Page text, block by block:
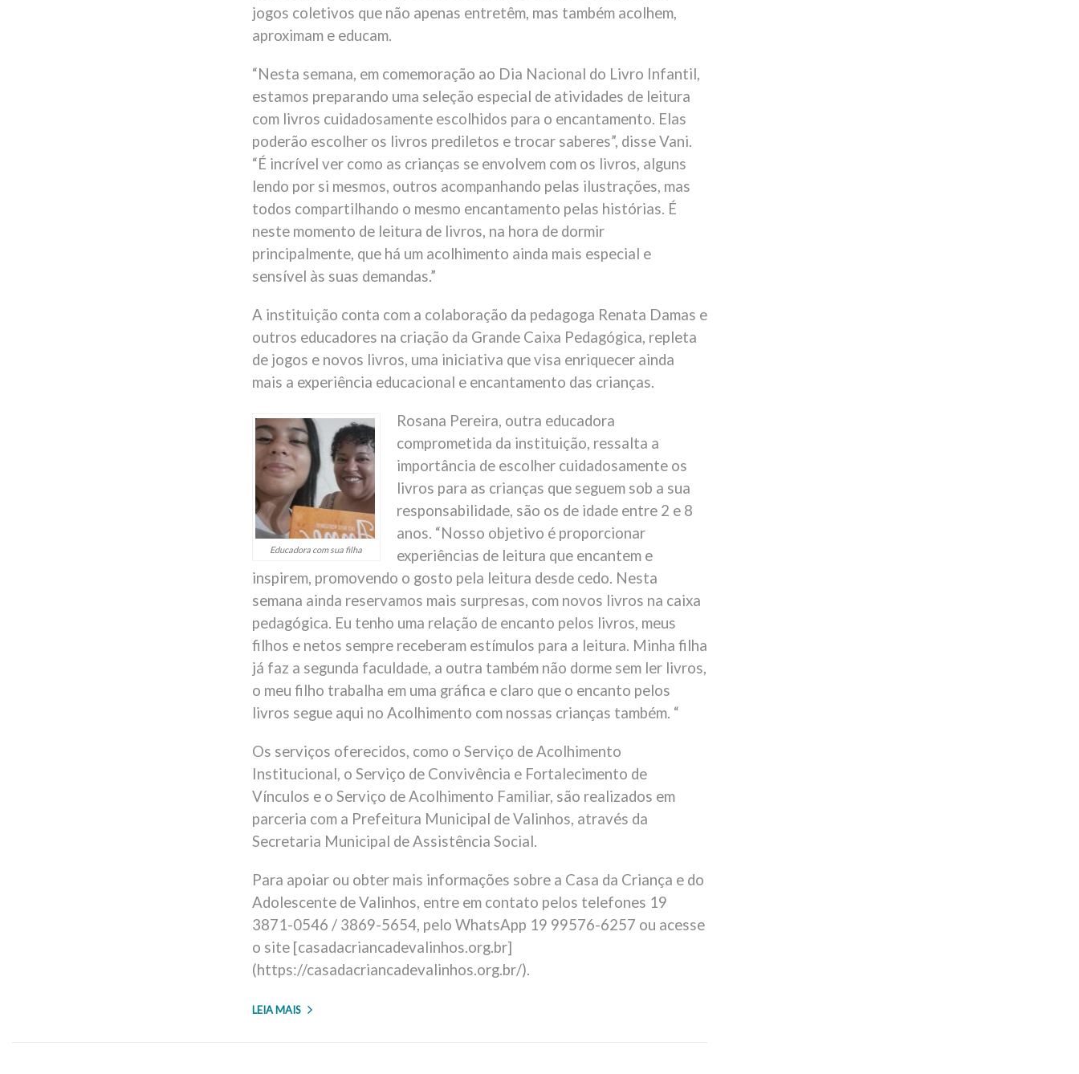
jogos coletivos que não apenas entretêm, mas também acolhem,
aproximam e educam.
“Nesta semana, em comemoração ao Dia Nacional do Livro Infantil,
estamos preparando uma seleção especial de atividades de leitura
com livros cuidadosamente escolhidos para o encantamento. Elas
poderão escolher os livros prediletos e trocar saberes”, disse Vani.
“É incrível ver como as crianças se envolvem com os livros, alguns
lendo por si mesmos, outros acompanhando pelas ilustrações, mas
todos compartilhando o mesmo encantamento pelas histórias. É
neste momento de leitura de livros, na hora de dormir
principalmente, que há um acolhimento ainda mais especial e
sensível às suas demandas.”
A instituição conta com a colaboração da pedagoga Renata Damas e
outros educadores na criação da Grande Caixa Pedagógica, repleta
de jogos e novos livros, uma iniciativa que visa enriquecer ainda
mais a experiência educacional e encantamento das crianças.
Educadora com sua filha
Rosana Pereira, outra educadora
comprometida da instituição, ressalta a
importância de escolher cuidadosamente os
livros para as crianças que seguem sob a sua
responsabilidade, são os de idade entre 2 e 8
anos. “Nosso objetivo é proporcionar
experiências de leitura que encantem e
inspirem, promovendo o gosto pela leitura desde cedo. Nesta
semana ainda reservamos mais surpresas, com novos livros na caixa
pedagógica. Eu tenho uma relação de encanto pelos livros, meus
filhos e netos sempre receberam estímulos para a leitura. Minha filha
já faz a segunda faculdade, a outra também não dorme sem ler livros,
o meu filho trabalha em uma gráfica e claro que o encanto pelos
livros segue aqui no Acolhimento com nossas crianças também. “
Os serviços oferecidos, como o Serviço de Acolhimento
Institucional, o Serviço de Convivência e Fortalecimento de
Vínculos e o Serviço de Acolhimento Familiar, são realizados em
parceria com a Prefeitura Municipal de Valinhos, através da
Secretaria Municipal de Assistência Social.
Para apoiar ou obter mais informações sobre a Casa da Criança e do
Adolescente de Valinhos, entre em contato pelos telefones 19
3871-0546 / 3869-5654, pelo WhatsApp 19 99576-6257 ou acesse
o site [casadacriancadevalinhos.org.br]
(https://casadacriancadevalinhos.org.br/).
LEIA MAIS